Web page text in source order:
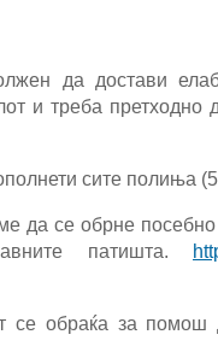
да достави
и треба претходно
сите полиња
да се обрне
патишта.
се обраќа за помош